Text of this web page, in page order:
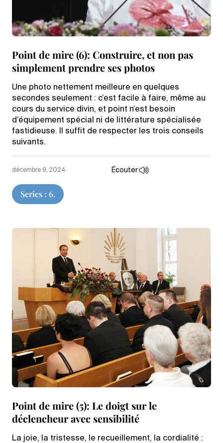
Point de mire (6): Construire, et non pas
simplement prendre ses photos
Une photo nettement meilleure en quelques
secondes seulement : c’est facile à faire, même au
cours du service divin, et point n’est besoin
d’équipement spécial ni de littérature spécialisée
fastidieuse. Il suffit de respecter les trois conseils
suivants.
Series : 6.
décembre 9, 2024 Écouter
Point de mire (5): Le doigt sur le
déclencheur avec sensibilité
La joie, la tristesse, le recueillement, la cordialité :